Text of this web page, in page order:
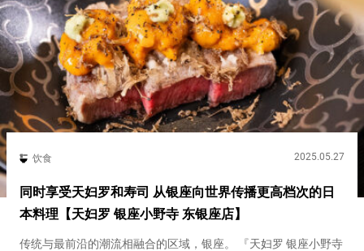
饮食 2025.05.27
同时享受天妇罗和寿司 从银座向世界传播更高档次的日
本料理【天妇罗 银座小野寺 东银座店】
传统与最前沿的潮流相融合的区域，银座。 『天妇罗 银座小野寺